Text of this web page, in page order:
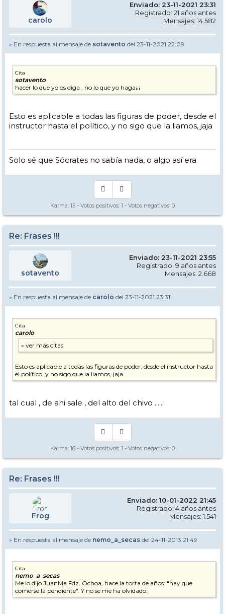
carolo
Enviado: 23-11-2021 23:31
Registrado: 21 años antes
Mensajes: 14.582
» En respuesta al mensaje de sotavento del 23-11-2021 22:09
Cita
sotavento
hacer lo que yo os diga , no lo que yo haga¡¡¡
Esto es aplicable a todas las figuras de poder, desde el
instructor hasta el político, y no sigo que la liamos, jaja
Solo sé que Sócrates no sabía nada, o algo así era
Karma: 15 - Votos positivos: 1 - Votos negativos: 0
Re: Frases !!!
sotavento
Enviado: 23-11-2021 23:55
Registrado: 9 años antes
Mensajes: 2.668
» En respuesta al mensaje de carolo del 23-11-2021 23:31
Cita
carolo
Esto es aplicable a todas las figuras de poder, desde el instructor hasta
el político, y no sigo que la liamos, jaja
tal cual , de ahi sale , del alto del chivo ......
Karma: 18 - Votos positivos: 1 - Votos negativos: 0
Re: Frases !!!
Frog
Enviado: 10-01-2022 21:45
Registrado: 4 años antes
Mensajes: 1.541
» En respuesta al mensaje de nemo_a_secas del 24-11-2013 21:49
Cita
nemo_a_secas
Me lo dijo JuanMa Fdz. Ochoa, hace la torta de años: "hay que
comerse la pendiente". Y no se me ha olvidado.